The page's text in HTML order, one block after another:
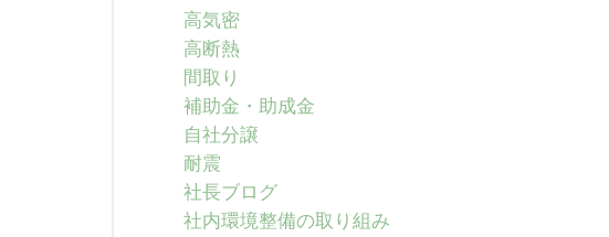
高気密
高断熱
間取り
補助金・助成金
自社分譲
耐震
社長ブログ
社内環境整備の取り組み